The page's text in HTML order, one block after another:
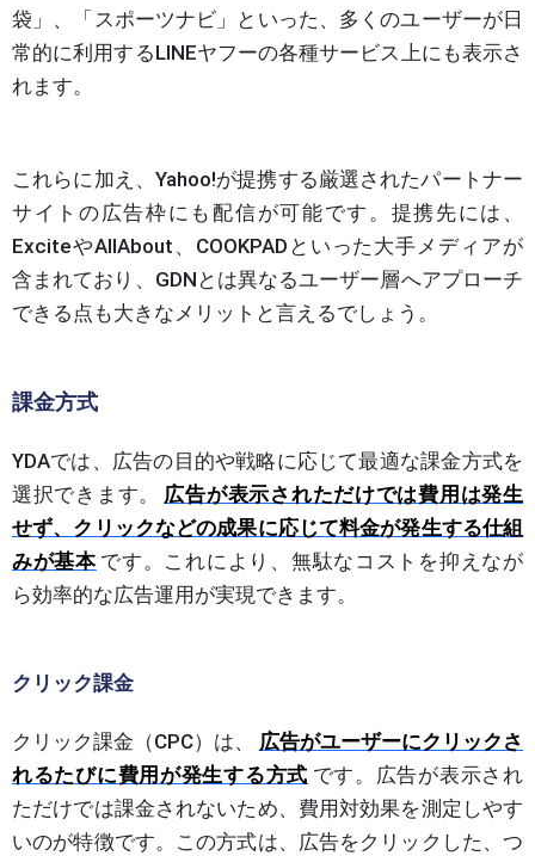
袋」、「スポーツナビ」といった、多くのユーザーが日
常的に利用するLINEヤフーの各種サービス上にも表示さ
れます。
これらに加え、Yahoo!が提携する厳選されたパートナー
サイトの広告枠にも配信が可能です。提携先には、
ExciteやAllAbout、COOKPADといった大手メディアが
含まれており、GDNとは異なるユーザー層へアプローチ
できる点も大きなメリットと言えるでしょう。
課金方式
YDAでは、広告の目的や戦略に応じて最適な課金方式を
選択できます。
広告が表示されただけでは費用は発生
せず、クリックなどの成果に応じて料金が発生する仕組
みが基本 です。これにより、無駄なコストを抑えなが
ら効率的な広告運用が実現できます。
クリック課金
クリック課金（CPC）は、
広告がユーザーにクリックさ
れるたびに費用が発生する方式 です。広告が表示され
ただけでは課金されないため、費用対効果を測定しやす
いのが特徴です。この方式は、広告をクリックした、つ